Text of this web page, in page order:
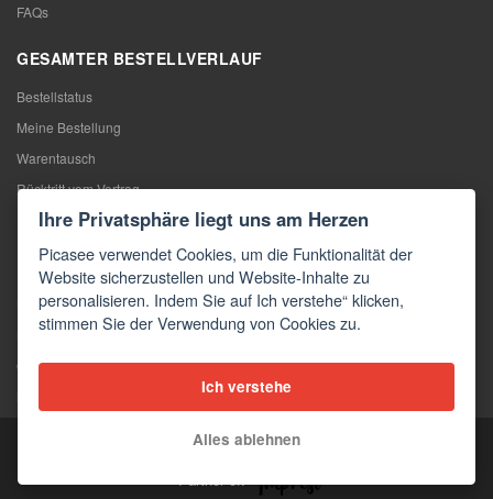
FAQs
GESAMTER BESTELLVERLAUF
Bestellstatus
Meine Bestellung
Warentausch
Rücktritt vom Vertrag
Reklamation
KONTAKTE
Kontakte
Kontaktformular
Großhandel
Copyright © 2026 Picasee
Partner of:
Ihre Privatsphäre liegt uns am Herzen
Picasee verwendet Cookies, um die Funktionalität der
Website sicherzustellen und Website-Inhalte zu
personalisieren. Indem Sie auf Ich verstehe“ klicken,
stimmen Sie der Verwendung von Cookies zu.
Ich verstehe
Alles ablehnen